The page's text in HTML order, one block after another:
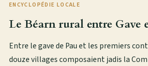
ENCYCLOPÉDIE LOCALE
Le Béarn rural entre Gave
Entre le gave de Pau et les premiers
douze villages composaient jadis la